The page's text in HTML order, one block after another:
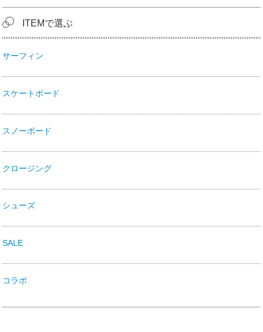
ITEMで選ぶ
サーフィン
スケートボード
スノーボード
クロージング
シューズ
SALE
コラボ